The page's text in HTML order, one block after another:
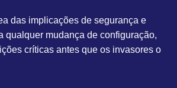
das implicações de segurança e
qualquer mudança de configuração,
críticas antes que os invasores o